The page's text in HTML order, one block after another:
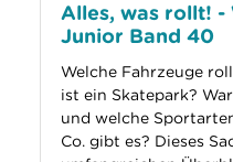
Alles, was rollt! -
Junior Band 40
Welche Fahrzeuge
ist ein Skatepark?
und welche
Co. gibt es? Dieses